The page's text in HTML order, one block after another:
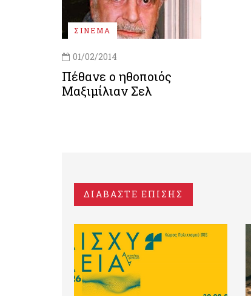
ΣΙΝΕΜΑ
01/02/2014
Πέθανε ο ηθοποιός
Μαξιμίλιαν Σελ
ΔΙΑΒΑΣΤΕ ΕΠΙΣΗΣ